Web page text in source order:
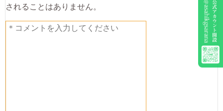
されることはありません。